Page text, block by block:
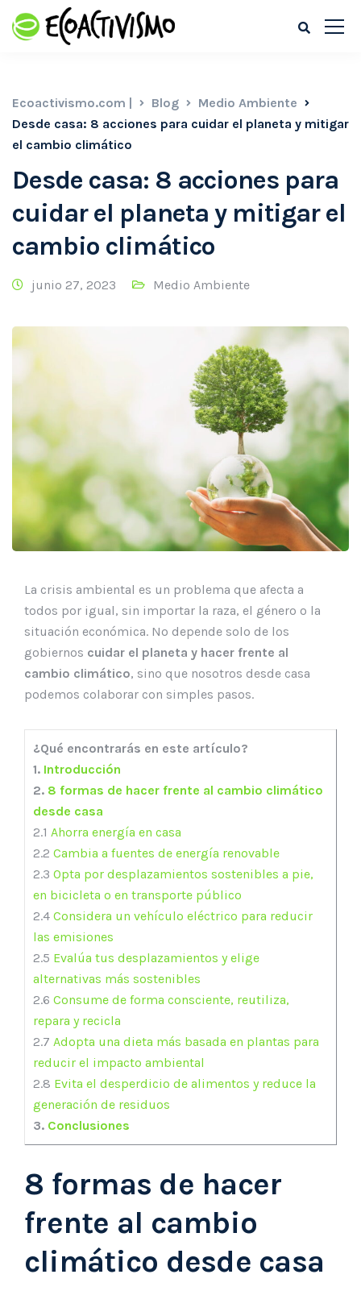
Ecoactivismo.com | Blog
Medio Ambiente
Desde casa: 8 acciones para cuidar el planeta y mitigar
el cambio climático
Desde casa: 8 acciones para
cuidar el planeta y mitigar el
cambio climático
junio 27, 2023 Medio Ambiente
La crisis ambiental es un problema que afecta a
todos por igual, sin importar la raza, el género o la
situación económica. No depende solo de los
gobiernos cuidar el planeta y hacer frente al
cambio climático, sino que nosotros desde casa
podemos colaborar con simples pasos.
¿Qué encontrarás en este artículo?
1. Introducción
2. 8 formas de hacer frente al cambio climático
desde casa
2.1 Ahorra energía en casa
2.2 Cambia a fuentes de energía renovable
2.3 Opta por desplazamientos sostenibles a pie,
en bicicleta o en transporte público
2.4 Considera un vehículo eléctrico para reducir
las emisiones
2.5 Evalúa tus desplazamientos y elige
alternativas más sostenibles
2.6 Consume de forma consciente, reutiliza,
repara y recicla
2.7 Adopta una dieta más basada en plantas para
reducir el impacto ambiental
2.8 Evita el desperdicio de alimentos y reduce la
generación de residuos
3. Conclusiones
8 formas de hacer
frente al cambio
climático desde casa